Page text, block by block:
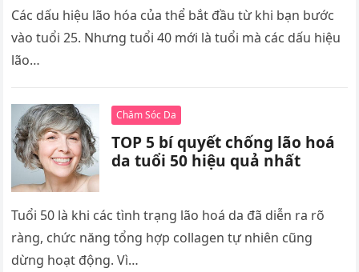
Các dấu hiệu lão hóa của thể bắt đầu từ khi bạn bước
vào tuổi 25. Nhưng tuổi 40 mới là tuổi mà các dấu hiệu
lão…
Chăm Sóc Da
TOP 5 bí quyết chống lão hoá
da tuổi 50 hiệu quả nhất
Tuổi 50 là khi các tình trạng lão hoá da đã diễn ra rõ
ràng, chức năng tổng hợp collagen tự nhiên cũng
dừng hoạt động. Vì…